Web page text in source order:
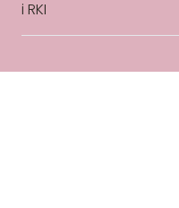
i RKI